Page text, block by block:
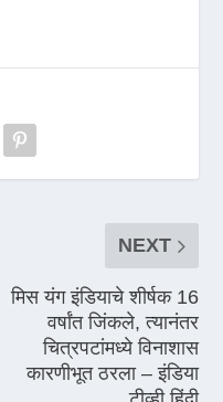
NEXT
मिस यंग इंडियाचे शीर्षक 16
वर्षांत जिंकले, त्यानंतर
चित्रपटांमध्ये विनाशास
कारणीभूत ठरला – इंडिया